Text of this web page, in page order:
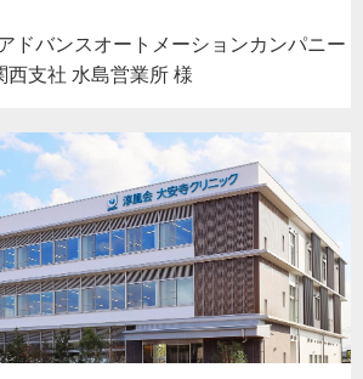
ドバンスオートメーションカンパニー
西支社 水島営業所 様